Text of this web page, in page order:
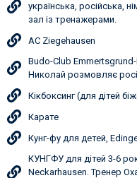
українська, російська,
зал із тренажерами.
AC Ziegehausen
Budo-Club
Николай розмовляє
Кікбоксинг (для дітей
Карате
Кунг-фу для детей,
КУНГФУ для дітей 3-6
Neckarhausen. Тренер